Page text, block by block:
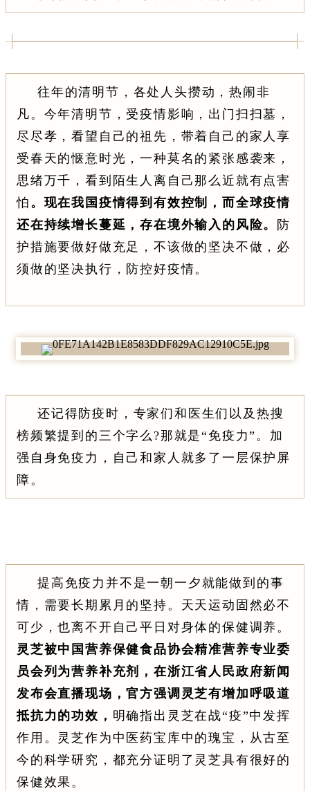
往年的清明节，各处人头攒动，热闹非
凡。今年清明节，受疫情影响，出门 扫扫墓，
尽尽孝，看望自己的祖先，带着自己的家人享
受春天的惬意时光，一种莫名的紧张感袭来，
思绪万千，看到陌生人离自己那么近就有点害
怕 。现在我国疫情得到有效控制，而全球疫情
还在持续增长蔓延，存在境外输入的风险。
防
护措施要做好做充足，不该做的坚决不做，必
须做的坚决执行，防控好疫情。
还记得防疫时，专家们和医生们以及热搜
榜频繁提到的三个字么?那就是“免疫力” 。加
强自身免疫力，自己和家人就多了一层保护屏
障。
提高免疫力并不是一朝一夕就能做到的事
情，需要长期累月的坚持。天天运动固然必不
可少，也离不开自己平日对身体的保健调养。
灵芝被中国营养保健食品协会精准营养专业委
员会列为营养补充剂，在浙江省人民政府新闻
发布会直播现场，官方强调灵芝有增加呼吸道
抵抗力的功效 ， 明确指出灵芝在战“疫”中发挥
作用。灵芝作为中医药宝库中的瑰宝，从古至
今的科学研究，都充分证明了灵芝具有很好的
保健效果。